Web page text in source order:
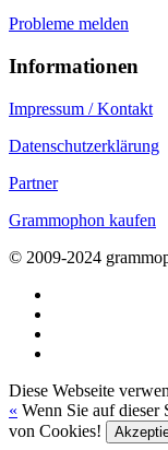
Probleme melden
Informationen
Impressum / Kontakt
Datenschutzerklärung
Partner
Grammophon kaufen
© 2009-2024
Diese Webseite
« Wenn Sie auf dieser
von Cookies!